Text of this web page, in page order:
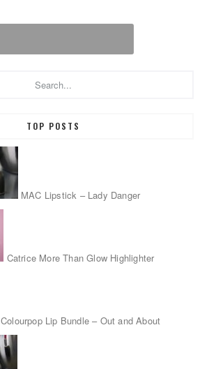
TOP POSTS
MAC Lipstick – Lady Danger
Catrice More Than Glow Highlighter
Colourpop Lip Bundle – Out and About